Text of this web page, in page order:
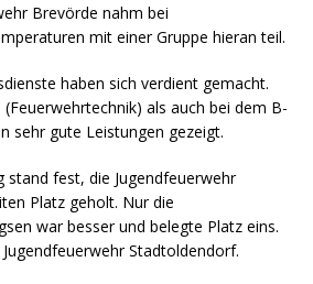
Brevörde nahm bei
mit einer Gruppe hieran teil.
haben sich verdient gemacht.
als auch bei dem B-
sehr gute Leistungen gezeigt.
stand fest, die Jugendfeuerwehr
Platz geholt. Nur die
war besser und belegte Platz eins.
Stadtoldendorf.